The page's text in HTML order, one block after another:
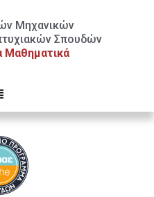
Μηχανικών
Σπουδών
Μαθηματικά